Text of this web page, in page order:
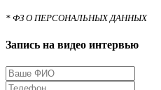
* ФЗ О ПЕРСОНАЛЬНЫХ ДАННЫХ
Запись на видео интервью